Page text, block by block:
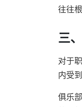
往往
三
对于
内受
俱乐